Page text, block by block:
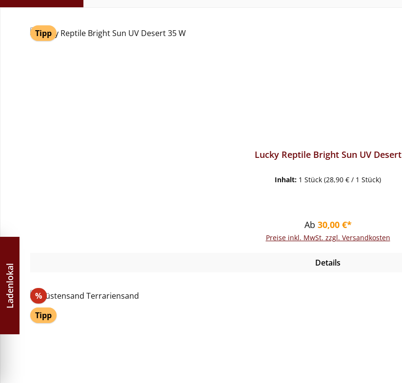
Produktgalerie überspringen
Tipp
Lucky Reptile Bright Sun UV Desert
Inhalt: 1 Stück (28,90 € / 1 Stück)
Regulärer Preis:
Ab 30,00 €*
Preise inkl. MwSt. zzgl. Versandkosten
Details
%Rabatt
Tipp
Ladenlokal